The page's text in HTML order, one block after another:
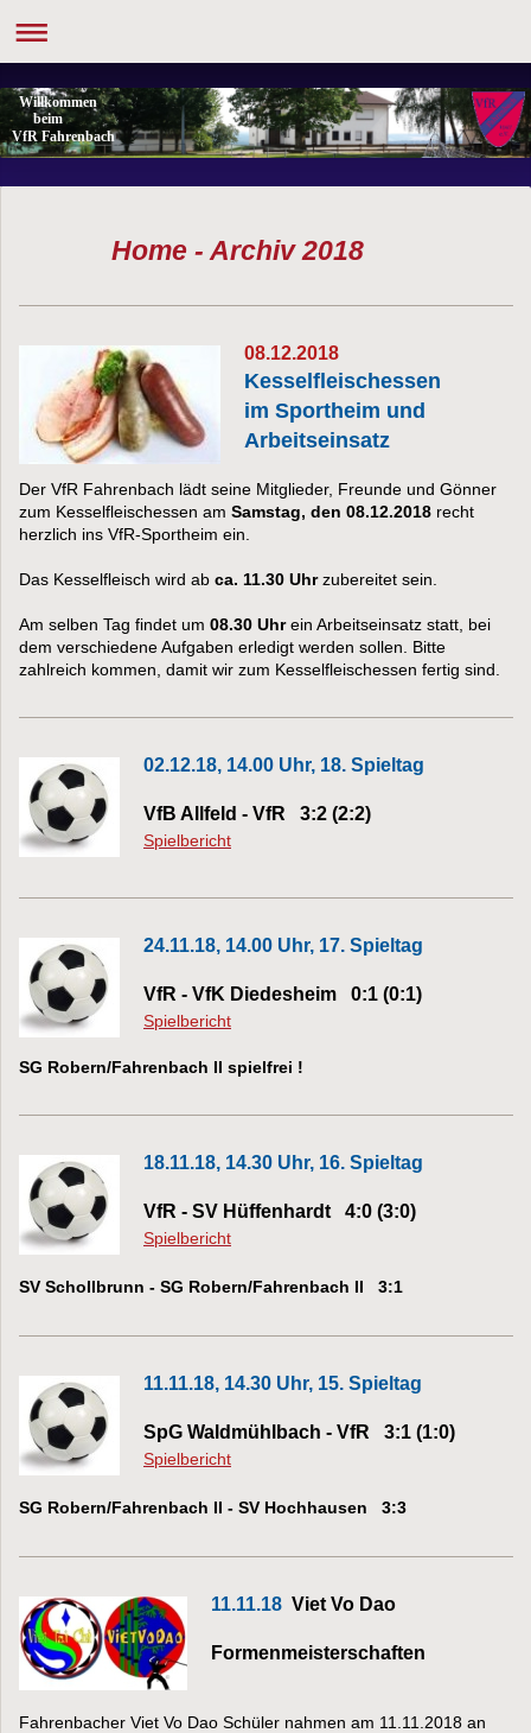
Willkommen
beim
VfR Fahrenbach
Home - Archiv 2018
08.12.2018
Kesselfleischessen
im Sportheim und
Arbeitseinsatz
Der VfR Fahrenbach lädt seine Mitglieder, Freunde und Gönner
zum Kesselfleischessen am Samstag, den 08.12.2018 recht
herzlich ins VfR-Sportheim ein.
Das Kesselfleisch wird ab ca. 11.30 Uhrzubereitet sein.
Am selben Tag findet um 08.30 Uhrein Arbeitseinsatz statt, bei
dem verschiedene Aufgaben erledigt werden sollen. Bitte
zahlreich kommen, damit wir zum Kesselfleischessen fertig sind.
02.12.18, 14.00 Uhr, 18. Spieltag
VfB Allfeld - VfR 3:2 (2:2)
Spielbericht
24.11.18, 14.00 Uhr, 17. Spieltag
VfR - VfK Diedesheim 0:1 (0:1)
Spielbericht
SG Robern/Fahrenbach II spielfrei !
18.11.18, 14.30 Uhr, 16. Spieltag
VfR - SV Hüffenhardt 4:0 (3:0)
Spielbericht
SV Schollbrunn - SG Robern/Fahrenbach II 3:1
11.11.18, 14.30 Uhr, 15. Spieltag
SpG Waldmühlbach - VfR 3:1 (1:0)
Spielbericht
SG Robern/Fahrenbach II - SV Hochhausen 3:3
11.11.18 Viet Vo Dao
Formenmeisterschaften
Fahrenbacher Viet Vo Dao Schüler nahmen am 11.11.2018 an